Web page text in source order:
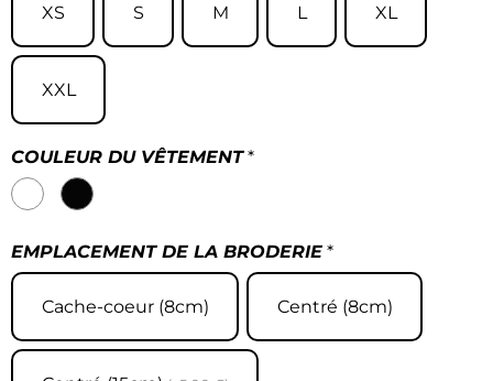
XS S M L XL
XXL
COULEUR DU VÊTEMENT *
EMPLACEMENT DE LA BRODERIE *
Cache-coeur (8cm) Centré (8cm)